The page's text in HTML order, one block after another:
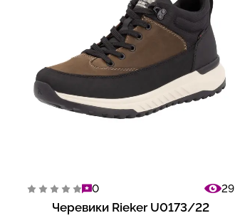
0 29
Черевики Rieker U0173/22